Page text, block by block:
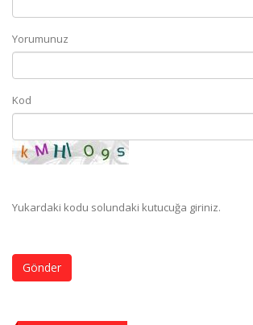
Yorumunuz
Kod
Yukardaki kodu solundaki kutucuğa giriniz.
Gönder